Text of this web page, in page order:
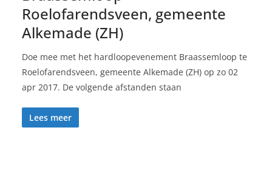
Roelofarendsveen, gemeente
Alkemade (ZH)
Doe mee met het hardloopevenement Braassemloop te
Roelofarendsveen, gemeente Alkemade (ZH) op zo 02
apr 2017. De volgende afstanden staan
Lees meer